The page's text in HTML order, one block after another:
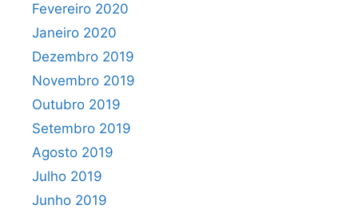
Fevereiro 2020
Janeiro 2020
Dezembro 2019
Novembro 2019
Outubro 2019
Setembro 2019
Agosto 2019
Julho 2019
Junho 2019